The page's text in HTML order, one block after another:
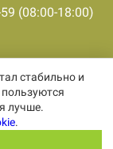
(08:00-18:00)
«Ольвия-
стабильно и
лучше.
.